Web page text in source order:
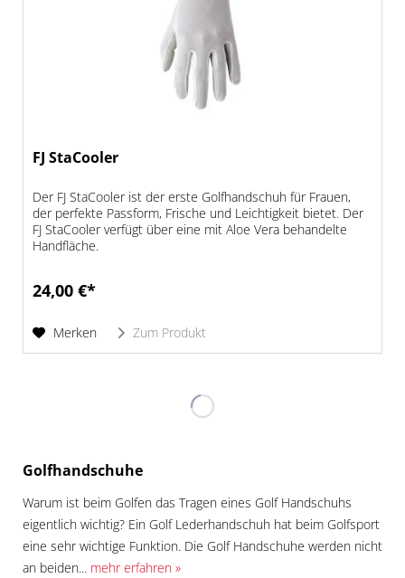
FJ StaCooler
Der FJ StaCooler ist der erste Golfhandschuh für Frauen,
der perfekte Passform, Frische und Leichtigkeit bietet. Der
FJ StaCooler verfügt über eine mit Aloe Vera behandelte
Handfläche.
24,00 €*
Merken Zum Produkt
Golfhandschuhe
Warum ist beim Golfen das Tragen eines Golf Handschuhs
eigentlich wichtig? Ein Golf Lederhandschuh hat beim Golfsport
eine sehr wichtige Funktion. Die Golf Handschuhe werden nicht
an beiden... mehr erfahren »